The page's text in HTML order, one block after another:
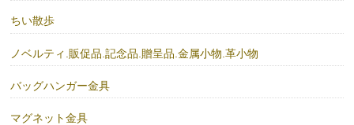
ちい散歩
ノベルティ.販促品.記念品.贈呈品.金属小物.革小物
バッグハンガー金具
マグネット金具